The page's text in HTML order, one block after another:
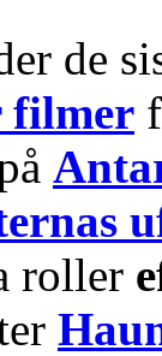
de
filmer
roller